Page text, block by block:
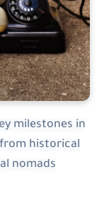
key milestones in
from historical
nomads